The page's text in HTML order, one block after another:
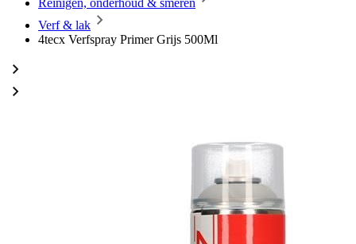
Reinigen, onderhoud & smeren
Verf & lak
4tecx Verfspray Primer Grijs 500Ml